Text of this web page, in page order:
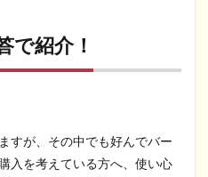
で紹介！
すが、その中でも好んでバー
入を考えている方へ、使い心